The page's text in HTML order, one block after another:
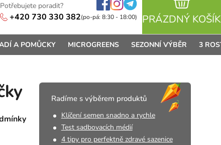
Potřebujete poradit?
+420 730 330 382(po-pá: 8:30 - 18:00) PRÁZDNÝ KOŠÍK
A POMŮCKY MICROGREENS SEZONNÍ VÝBĚR 3
Radíme s výběrem produktů
Klíčení semen snadno a rychle
Test sadbovacích médií
4 tipy pro perfektně zdravé sazenice